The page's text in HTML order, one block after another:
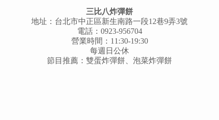
三比八炸彈餅
地址：台北市中正區新生南路一段12巷9弄3號
電話：0923-956704
營業時間：11:30-19:30
每週日公休
節目推薦：雙蛋炸彈餅、泡菜炸彈餅